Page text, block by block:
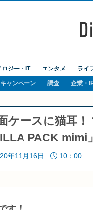
ロジー・IT エンタメ ライ
キャンペーン 調査 企業・
ケースに猫耳
PACK mimi
年11月16日 10：00